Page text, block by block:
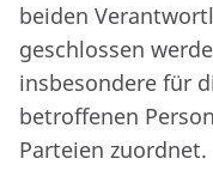
beiden
geschlossen
insbesondere für
betroffenen
Parteien zuordnet.